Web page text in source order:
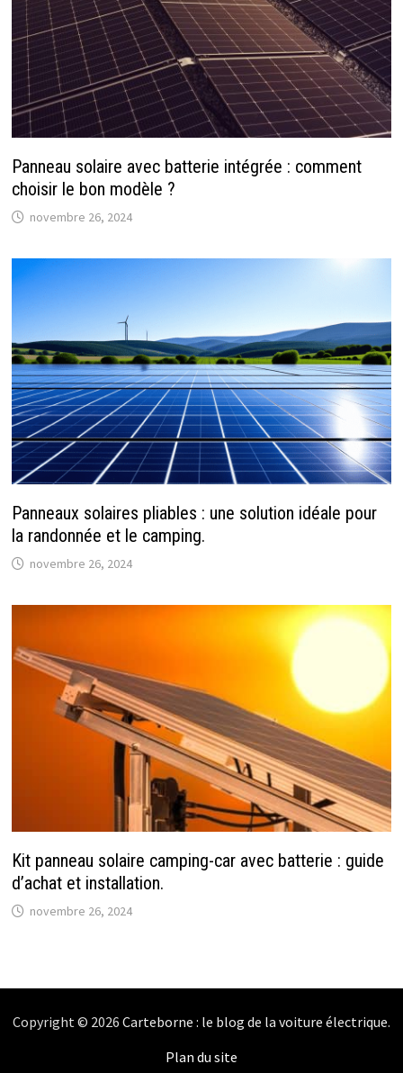
Panneau solaire avec batterie intégrée : comment
choisir le bon modèle ?
novembre 26, 2024
Panneaux solaires pliables : une solution idéale pour
la randonnée et le camping.
novembre 26, 2024
Kit panneau solaire camping-car avec batterie : guide
d’achat et installation.
novembre 26, 2024
Copyright © 2026 Carteborne : le blog de la voiture électrique.
Plan du site